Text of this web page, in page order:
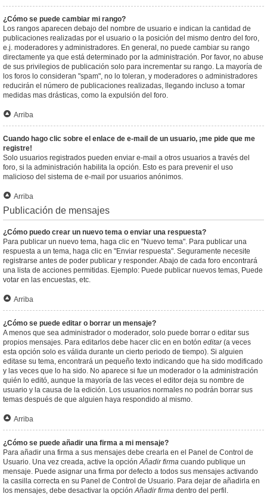
¿Cómo se puede cambiar mi rango?
Los rangos aparecen debajo del nombre de usuario e indican la cantidad de
publicaciones realizadas por el usuario o la posición del mismo dentro del foro,
e.j. moderadores y administradores. En general, no puede cambiar su rango
directamente ya que está determinado por la administración. Por favor, no abuse
de sus privilegios de publicación solo para incrementar su rango. La mayoría de
los foros lo consideran "spam", no lo toleran, y moderadores o administradores
reducirán el número de publicaciones realizadas, llegando incluso a tomar
medidas mas drásticas, como la expulsión del foro.
Arriba
Cuando hago clic sobre el enlace de e-mail de un usuario, ¡me pide que me
registre!
Solo usuarios registrados pueden enviar e-mail a otros usuarios a través del
foro, si la administración habilita la opción. Esto es para prevenir el uso
malicioso del sistema de e-mail por usuarios anónimos.
Arriba
Publicación de mensajes
¿Cómo puedo crear un nuevo tema o enviar una respuesta?
Para publicar un nuevo tema, haga clic en "Nuevo tema". Para publicar una
respuesta a un tema, haga clic en "Enviar respuesta". Seguramente necesite
registrarse antes de poder publicar y responder. Abajo de cada foro encontrará
una lista de acciones permitidas. Ejemplo: Puede publicar nuevos temas, Puede
votar en las encuestas, etc.
Arriba
¿Cómo se puede editar o borrar un mensaje?
A menos que sea administrador o moderador, solo puede borrar o editar sus
propios mensajes. Para editarlos debe hacer clic en en botón editar(a veces
esta opción solo es válida durante un cierto periodo de tiempo). Si alguien
editase su tema, encontrará un pequeño texto indicando que ha sido modificado
y las veces que lo ha sido. No aparece si fue un moderador o la administración
quién lo editó, aunque la mayoría de las veces el editor deja su nombre de
usuario y la causa de la edición. Los usuarios normales no podrán borrar sus
temas después de que alguien haya respondido al mismo.
Arriba
¿Cómo se puede añadir una firma a mi mensaje?
Para añadir una firma a sus mensajes debe crearla en el Panel de Control de
Usuario. Una vez creada, active la opciónAñadir firma cuando publique un
mensaje. Puede asignar una firma por defecto a todos sus mensajes activando
la casilla correcta en su Panel de Control de Usuario. Para dejar de añadirla en
los mensajes, debe desactivar la opciónAñadir firma dentro del perfil.